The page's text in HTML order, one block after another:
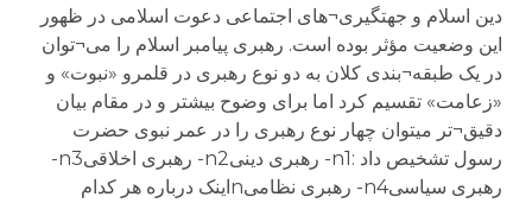
دین اسلام و جهتگیری¬های اجتماعی دعوت اسلامی در ظهور
این وضعیت مؤثر بوده است. رهبری پیامبر اسلام را می¬توان
در یک طبقه¬بندی کلان به دو نوع رهبری در قلمرو «نبوت» و
«زعامت» تقسیم کرد اما برای وضوح بیشتر و در مقام بیان
دقیق¬تر میتوان چهار نوع رهبری را در عمر نبوی حضرت
رسول تشخیص داد :n1- رهبری دینیn2- رهبری اخلاقیn3-
رهبری سیاسیn4- رهبری نظامیnاینک درباره هر کدام